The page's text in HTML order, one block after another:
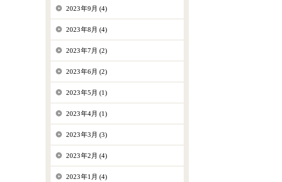
2023年9月 (4)
2023年8月 (4)
2023年7月 (2)
2023年6月 (2)
2023年5月 (1)
2023年4月 (1)
2023年3月 (3)
2023年2月 (4)
2023年1月 (4)